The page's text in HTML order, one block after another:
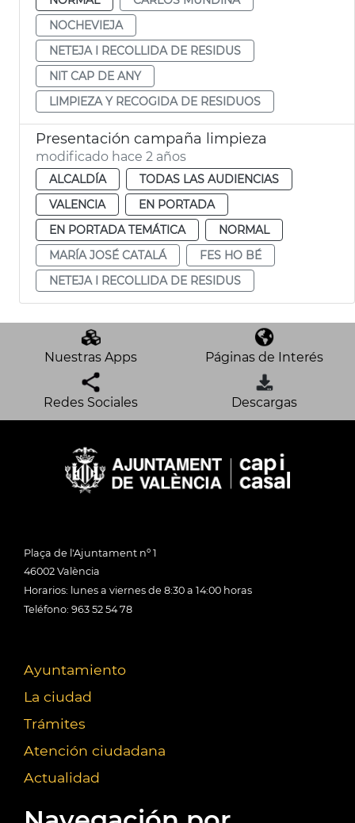
NOCHEVIEJA
NETEJA I RECOLLIDA DE RESIDUS
NIT CAP DE ANY
LIMPIEZA Y RECOGIDA DE RESIDUOS
Presentación campaña limpieza
modificado hace 2 años
ALCALDÍA
TODAS LAS AUDIENCIAS
VALENCIA
EN PORTADA
EN PORTADA TEMÁTICA
NORMAL
MARÍA JOSÉ CATALÁ
FES HO BÉ
NETEJA I RECOLLIDA DE RESIDUS
Nuestras Apps Páginas de Interés
Redes Sociales Descargas
Plaça de l'Ajuntament nº 1
46002 València
Horarios: lunes a viernes de 8:30 a 14:00 horas
Teléfono: 963 52 54 78
Ayuntamiento
La ciudad
Trámites
Atención ciudadana
Actualidad